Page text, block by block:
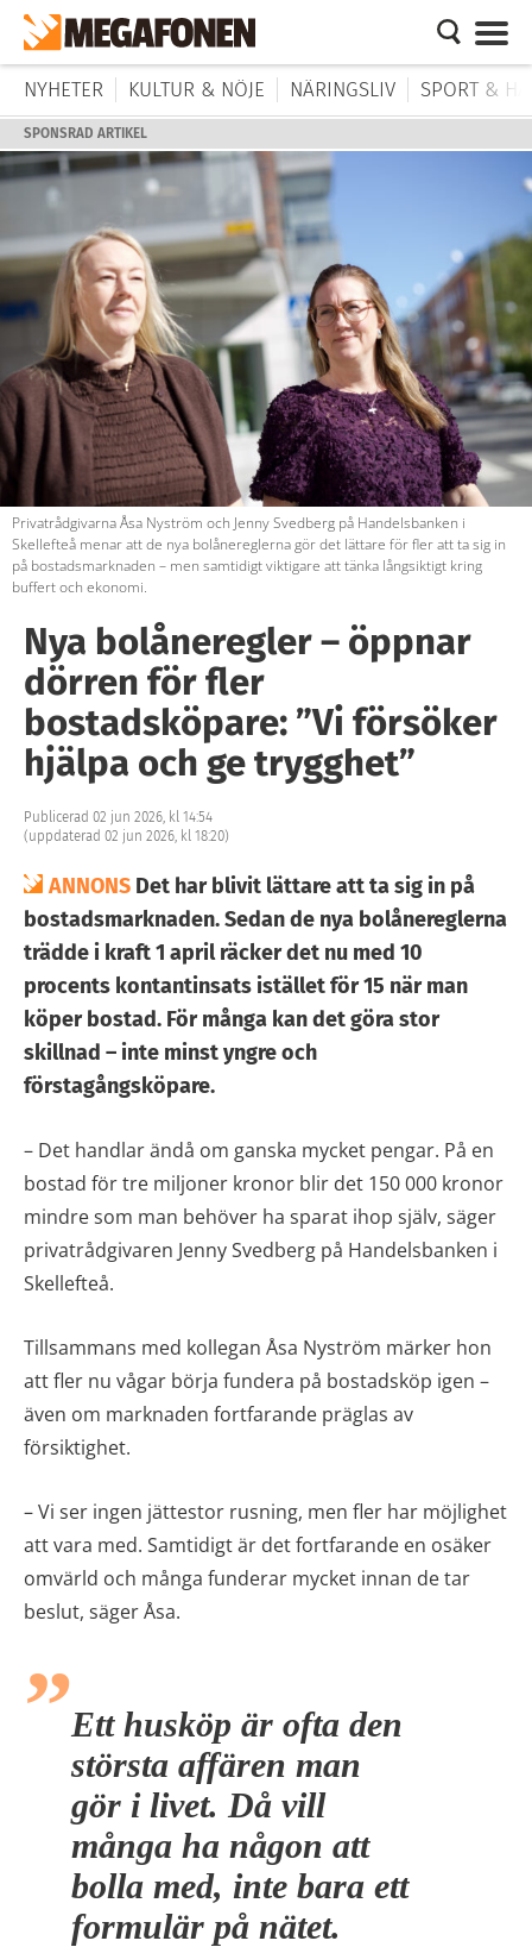
NYHETER KULTUR & NÖJE NÄRINGSLIV SPORT &
SPONSRAD ARTIKEL
Privatrådgivarna Åsa Nyström och Jenny Svedberg på Handelsbanken i
Skellefteå menar att de nya bolånereglerna gör det lättare för fler att ta sig in
på bostadsmarknaden – men samtidigt viktigare att tänka långsiktigt kring
buffert och ekonomi.
Nya bolåneregler – öppnar
dörren för fler
bostadsköpare: ”Vi försöker
hjälpa och ge trygghet”
Publicerad 02 jun 2026, kl 14:54
(uppdaterad 02 jun 2026, kl 18:20)
ANNONS Det har blivit lättare att ta sig in på
bostadsmarknaden. Sedan de nya bolånereglerna
trädde i kraft 1 april räcker det nu med 10
procents kontantinsats istället för 15 när man
köper bostad. För många kan det göra stor
skillnad – inte minst yngre och
förstagångsköpare.
– Det handlar ändå om ganska mycket pengar. På en
bostad för tre miljoner kronor blir det 150 000 kronor
mindre som man behöver ha sparat ihop själv, säger
privatrådgivaren Jenny Svedberg på Handelsbanken i
Skellefteå.
Tillsammans med kollegan Åsa Nyström märker hon
att fler nu vågar börja fundera på bostadsköp igen –
även om marknaden fortfarande präglas av
försiktighet.
– Vi ser ingen jättestor rusning, men fler har möjlighet
att vara med. Samtidigt är det fortfarande en osäker
omvärld och många funderar mycket innan de tar
beslut, säger Åsa.
Ett husköp är ofta den
största affären man
gör i livet. Då vill
många ha någon att
bolla med, inte bara ett
formulär på nätet.